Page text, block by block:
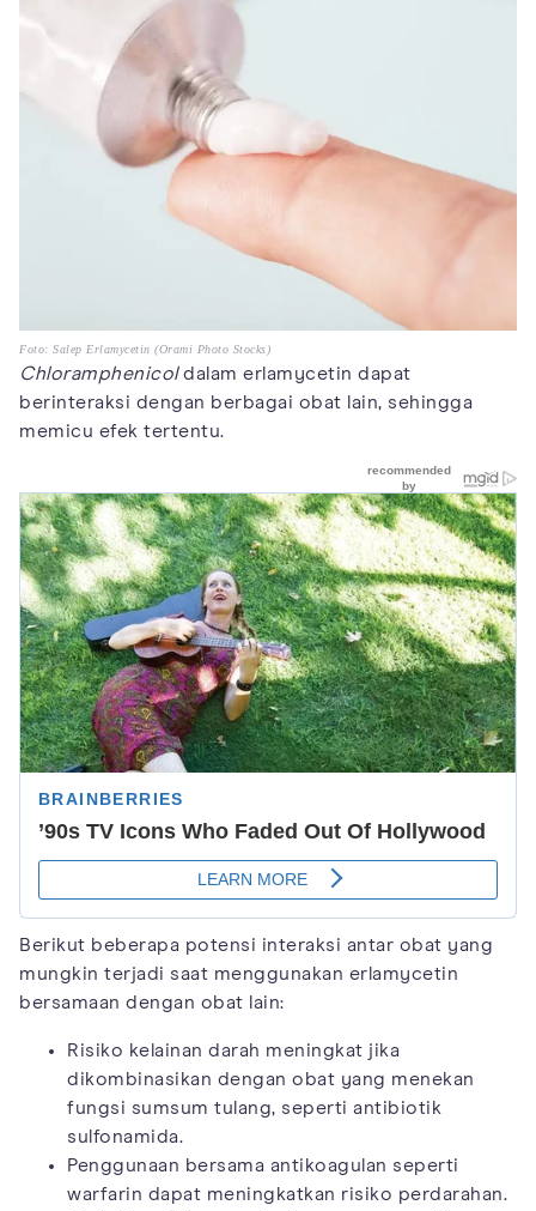
Foto: Salep Erlamycetin (Orami Photo Stocks)
Chloramphenicoldalam erlamycetin dapat
berinteraksi dengan berbagai obat lain, sehingga
memicu efek tertentu.
Berikut beberapa potensi interaksi antar obat yang
mungkin terjadi saat menggunakan erlamycetin
bersamaan dengan obat lain:
Risiko kelainan darah meningkat jika
dikombinasikan dengan obat yang menekan
fungsi sumsum tulang, seperti antibiotik
sulfonamida.
Penggunaan bersama antikoagulan seperti
warfarin dapat meningkatkan risiko perdarahan.